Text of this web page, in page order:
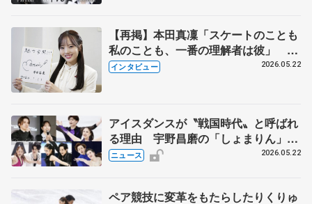
【再掲】本田真凜「スケートのことも
私のことも、一番の理解者は彼」 引
退時の単独インタビューで語った競技
インタビュー 2026.05.22
アイスダンスが〝戦国時代〟と呼ばれ
る理由 宇野昌磨の「しょまりん」ら
実力者が相次いで参戦 国内の競争激
ニュース 2026.05.22
ペア競技に変革をもたらしたりくりゅ